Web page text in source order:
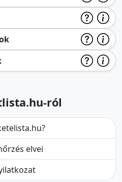
ról
elvei